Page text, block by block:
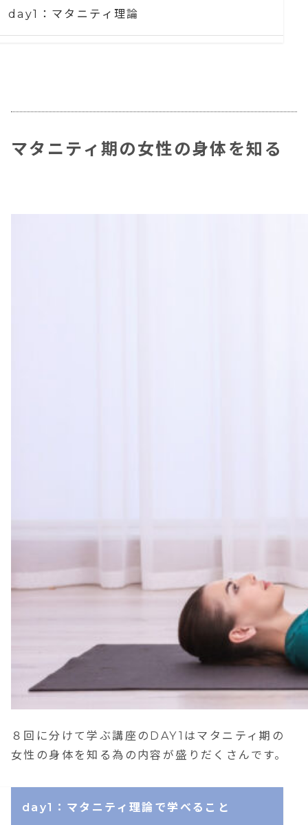
day1：マタニティ理論
day7〜ay8：産後ヨガ
マタニティ期の女性の身体を知る
８回に分けて学ぶ講座のDAY1はマタニティ期の
女性の身体を知る為の内容が盛りだくさんです。
day1：マタニティ理論で学べること